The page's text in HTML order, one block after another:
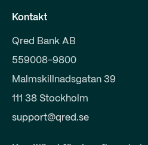
Kontakt
Qred Bank AB
559008-9800
Malmskillnadsgatan 39
111 38 Stockholm
support@qred.se